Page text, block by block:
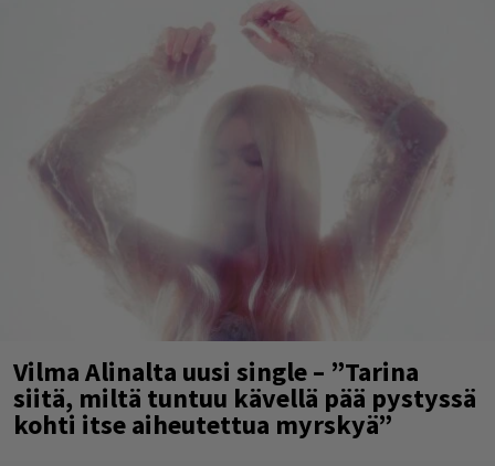
Vilma Alinalta uusi single – ”Tarina
siitä, miltä tuntuu kävellä pää pystyssä
kohti itse aiheutettua myrskyä”